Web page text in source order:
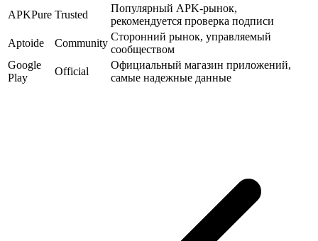
APKPure Trusted
Популярный APK-рынок,
рекомендуется проверка подписи
Aptoide
Community
Сторонний рынок, управляемый
сообществом
Google
Play
Official
Официальный магазин приложений,
самые надежные данные